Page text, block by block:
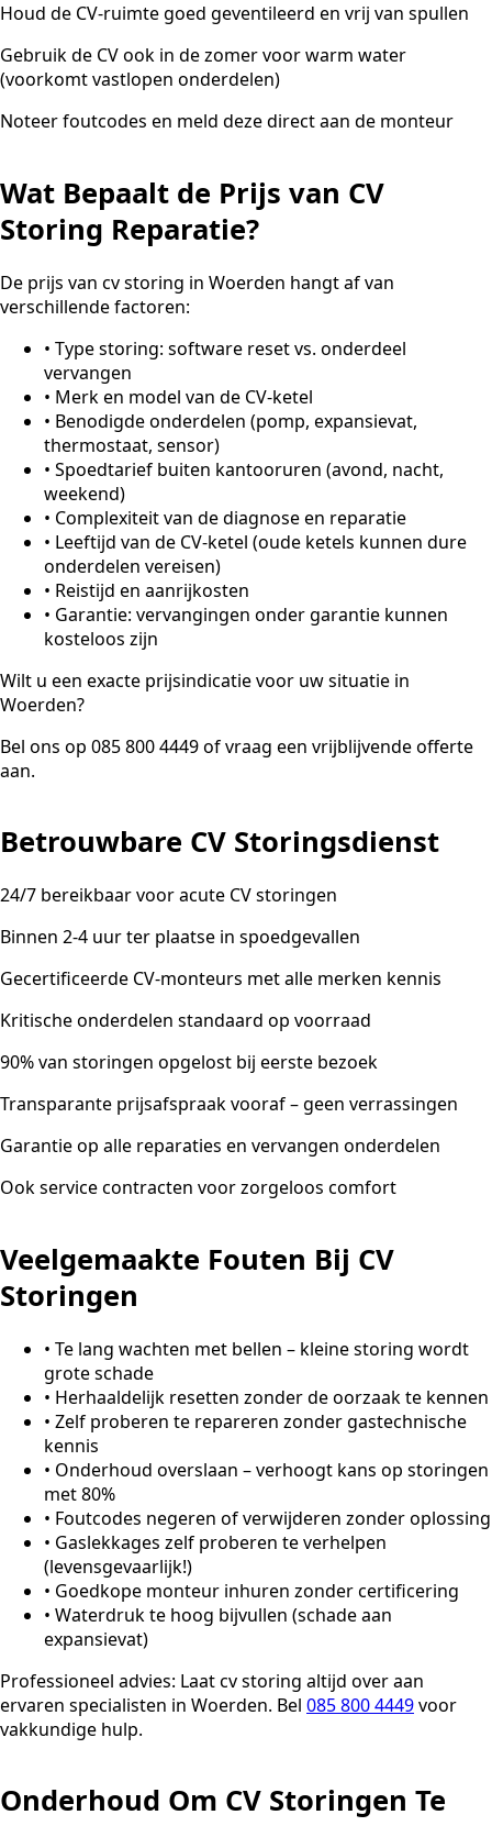
Houd de CV-ruimte goed geventileerd en vrij van spullen
Gebruik de CV ook in de zomer voor warm water
(voorkomt vastlopen onderdelen)
Noteer foutcodes en meld deze direct aan de monteur
Wat Bepaalt de Prijs van CV
Storing Reparatie?
De prijs van cv storing in Woerden hangt af van
verschillende factoren:
• Type storing: software reset vs. onderdeel
vervangen
• Merk en model van de CV-ketel
• Benodigde onderdelen (pomp, expansievat,
thermostaat, sensor)
• Spoedtarief buiten kantooruren (avond, nacht,
weekend)
• Complexiteit van de diagnose en reparatie
• Leeftijd van de CV-ketel (oude ketels kunnen dure
onderdelen vereisen)
• Reistijd en aanrijkosten
• Garantie: vervangingen onder garantie kunnen
kosteloos zijn
Wilt u een exacte prijsindicatie voor uw situatie in
Woerden?
Bel ons op 085 800 4449 of vraag een vrijblijvende offerte
aan.
Betrouwbare CV Storingsdienst
24/7 bereikbaar voor acute CV storingen
Binnen 2-4 uur ter plaatse in spoedgevallen
Gecertificeerde CV-monteurs met alle merken kennis
Kritische onderdelen standaard op voorraad
90% van storingen opgelost bij eerste bezoek
Transparante prijsafspraak vooraf – geen verrassingen
Garantie op alle reparaties en vervangen onderdelen
Ook service contracten voor zorgeloos comfort
Veelgemaakte Fouten Bij CV
Storingen
• Te lang wachten met bellen – kleine storing wordt
grote schade
• Herhaaldelijk resetten zonder de oorzaak te kennen
• Zelf proberen te repareren zonder gastechnische
kennis
• Onderhoud overslaan – verhoogt kans op storingen
met 80%
• Foutcodes negeren of verwijderen zonder oplossing
• Gaslekkages zelf proberen te verhelpen
(levensgevaarlijk!)
• Goedkope monteur inhuren zonder certificering
• Waterdruk te hoog bijvullen (schade aan
expansievat)
Professioneel advies: Laat cv storing altijd over aan
ervaren specialisten in Woerden. Bel 085 800 4449voor
vakkundige hulp.
Onderhoud Om CV Storingen Te